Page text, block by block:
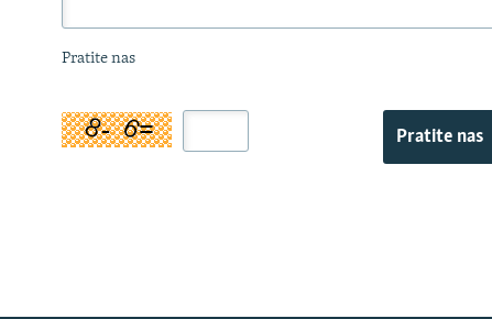
Pratite nas
Pratite nas